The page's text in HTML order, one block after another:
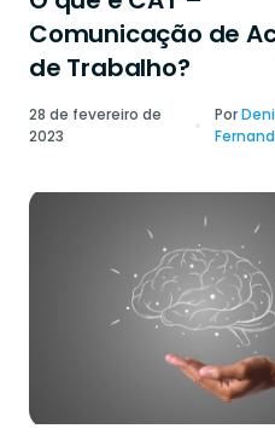
Comunicação de
de Trabalho?
28 de fevereiro de
2023
Por